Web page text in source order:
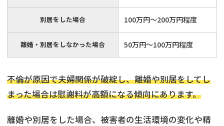
別居をした場合 100万円～200万円程度
離婚・別居をしなかった場合 50万円～100万円程度
不倫が原因で夫婦関係が破綻し、離婚や別居をしてし
まった場合は慰謝料が高額になる傾向にあります。
離婚や別居をした場合、被害者の生活環境の変化や精